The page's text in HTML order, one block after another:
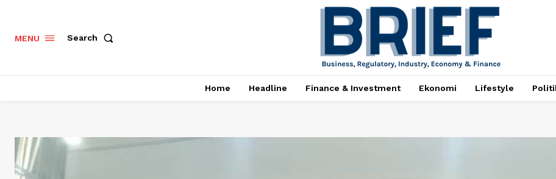
MENU Search
Home Headline Finance & Investment Ekonomi Lifestyle